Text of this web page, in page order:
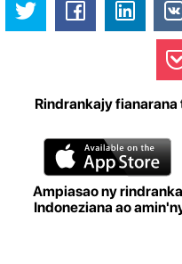
Rindrankajy fianarana
Ampiasao ny
Indoneziana ao